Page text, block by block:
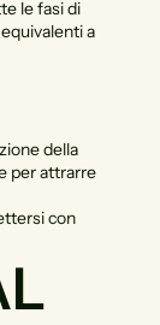
le fasi di
a
della
per attrarre
con